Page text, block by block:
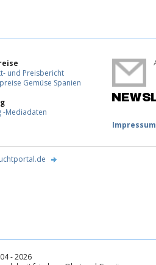
und Preisbericht
Gemüse Spanien
-Mediadaten
Impressum
- 2026